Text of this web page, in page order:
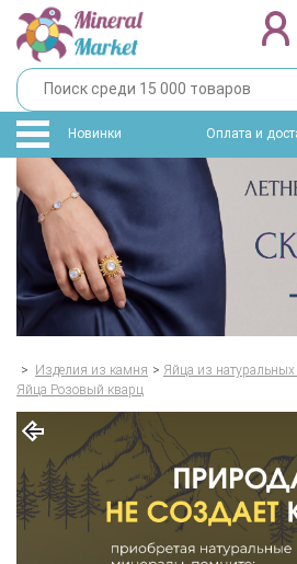
Новинки Оплата и
> Изделия из камня > Яйца из
Яйца Розовый кварц